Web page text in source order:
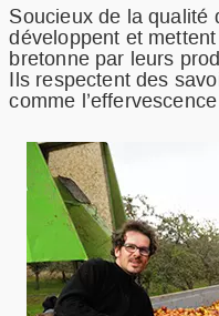
Soucieux de la qualité
développent et
bretonne par leurs
Ils respectent des
comme